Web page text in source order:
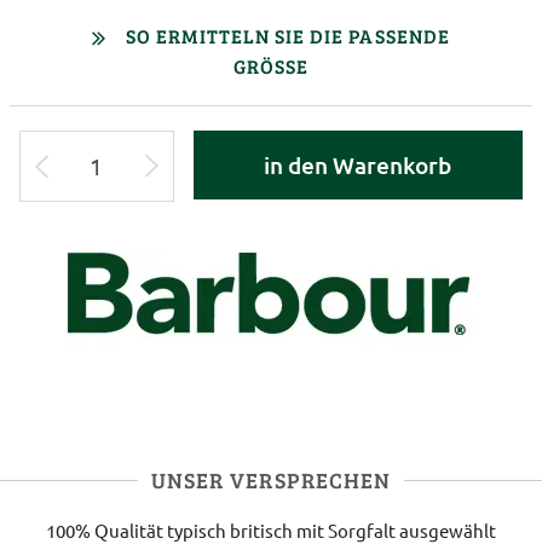
SO ERMITTELN SIE DIE PASSENDE
GRÖSSE
in den Warenkorb
UNSER VERSPRECHEN
100% Qualität typisch britisch mit Sorgfalt ausgewählt